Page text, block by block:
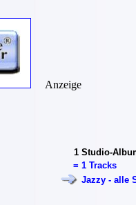
1 Studio-
= 1 Tracks
Jazzy - alle
Anzeige